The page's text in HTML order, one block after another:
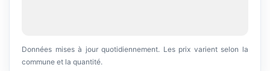
Données mises à jour quotidiennement. Les prix varient selon la
commune et la quantité.